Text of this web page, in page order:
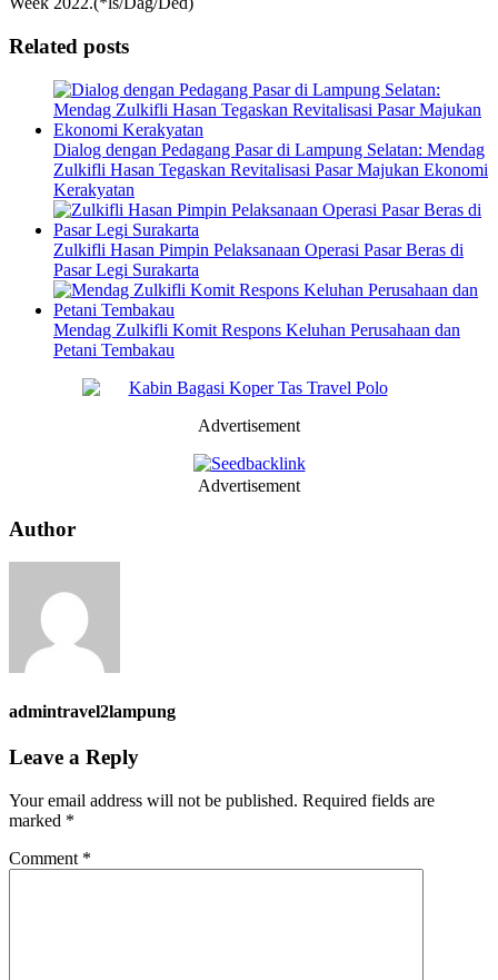
Related posts
Dialog dengan Pedagang Pasar di Lampung Selatan: Mendag
Zulkifli Hasan Tegaskan Revitalisasi Pasar Majukan Ekonomi
Kerakyatan
Zulkifli Hasan Pimpin Pelaksanaan Operasi Pasar Beras di
Pasar Legi Surakarta
Mendag Zulkifli Komit Respons Keluhan Perusahaan dan
Petani Tembakau
Advertisement
Advertisement
Author
admintravel2lampung
Leave a Reply
Your email address will not be published. Required fields are
marked *
Comment *